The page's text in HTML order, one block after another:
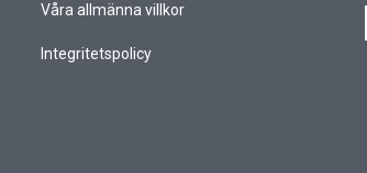
Våra allmänna villkor
Integritetspolicy